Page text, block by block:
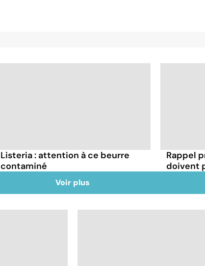
Listeria : attention à ce beurre
contaminé
Rappel
doivent
Voir plus